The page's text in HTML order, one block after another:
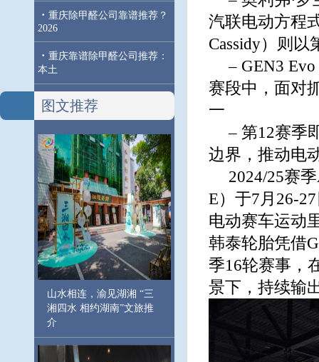
· 重庆除甲醛公司靠谱推荐？
2026
· 重庆靠谱除甲醛公司推荐：
本土
图文推荐
山水相连，渝见湖湘 “三
湘四水 相约湖南”文旅推
介
汽联电动方程
Cassidy）则
– GEN3
赛段中，面对
一
– 第12赛季
边界，推动电
2024/25赛
E）于7月26-
电动赛车运动
韩泰轮胎凭借
季16轮赛事，
景下，持续输